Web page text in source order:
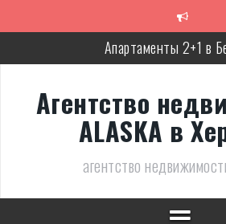
Апартаменты 2+1 в
Трёхспальная вилла в
Современная, полностью
Люкс вилла с
Великолепное бунгало
Агентство
ALASKA в
агентство